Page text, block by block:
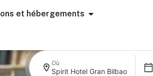
et hébergements
Où
Spirit Hotel Gran Bilbao